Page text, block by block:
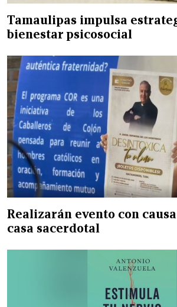
Tamaulipas impulsa
bienestar psicosocial
Realizarán evento con
casa sacerdotal